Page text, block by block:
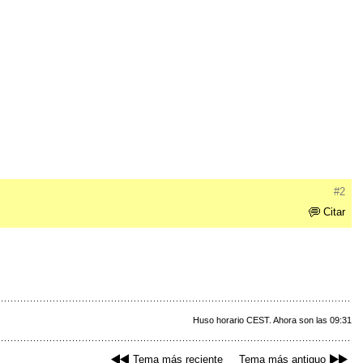
#2
Citar
Huso horario CEST. Ahora son las 09:31
Tema más reciente Tema más antiguo